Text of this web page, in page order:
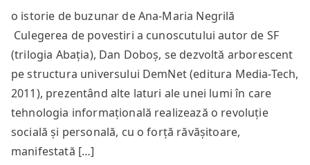
2.0
și
misterul
feminin
o istorie de buzunar de Ana-Maria Negrilă
Culegerea de povestiri a cunoscutului autor de SF
(trilogia Abația), Dan Doboș, se dezvoltă arborescent
pe structura universului DemNet (editura Media-Tech,
2011), prezentând alte laturi ale unei lumi în care
tehnologia informațională realizează o revoluție
socială și personală, cu o forță răvășitoare,
manifestată […]